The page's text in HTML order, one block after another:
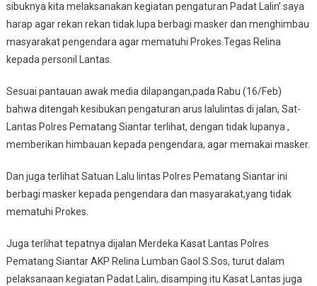
sibuknya kita melaksanakan kegiatan pengaturan Padat Lalin’ saya
harap agar rekan rekan tidak lupa berbagi masker dan menghimbau
masyarakat pengendara agar mematuhi Prokes.Tegas Relina
kepada personil Lantas.
Sesuai pantauan awak media dilapangan,pada Rabu (16/Feb)
bahwa ditengah kesibukan pengaturan arus lalulintas di jalan, Sat-
Lantas Polres Pematang Siantar terlihat, dengan tidak lupanya ,
memberikan himbauan kepada pengendara, agar memakai masker.
Dan juga terlihat Satuan Lalu lintas Polres Pematang Siantar ini
berbagi masker kepada pengendara dan masyarakat,yang tidak
mematuhi Prokes.
Juga terlihat tepatnya dijalan Merdeka Kasat Lantas Polres
Pematang Siantar AKP Relina Lumban Gaol S.Sos, turut dalam
pelaksanaan kegiatan Padat Lalin,.disamping itu Kasat Lantas juga